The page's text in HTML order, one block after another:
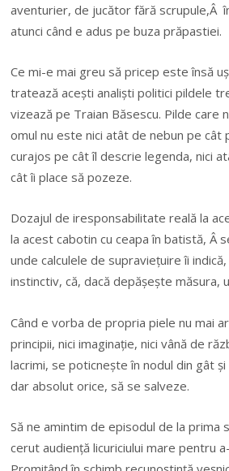
aventurier, de jucător fără scrupule,Â
atunci când e adus pe buza prăpastiei.
Ce mi-e mai greu să pricep este însă
tratează acești analiști politici pildele
vizează pe Traian Băsescu. Pilde care
omul nu este nici atât de nebun pe cât
curajos pe cât îl descrie legenda, nici
cât îi place să pozeze.
Dozajul de iresponsabilitate reală la
la acest cabotin cu ceapa în batistă, Â
unde calculele de supraviețuire îi
instinctiv, că, dacă depășește măsura,
Când e vorba de propria piele nu mai
principii, nici imaginație, nici vână de
lacrimi, se poticnește în nodul din gât
dar absolut orice, să se salveze.
Să ne amintim de episodul de la prima
cerut audiență licuriciului mare pentru